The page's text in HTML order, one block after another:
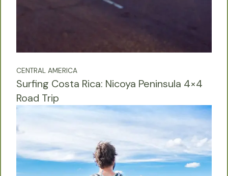
CENTRAL AMERICA
Surfing Costa Rica: Nicoya Peninsula 4×4
Road Trip